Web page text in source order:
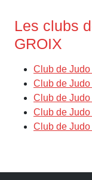
Les clubs
GROIX
Club de
Club de
Club de
Club de
Club de